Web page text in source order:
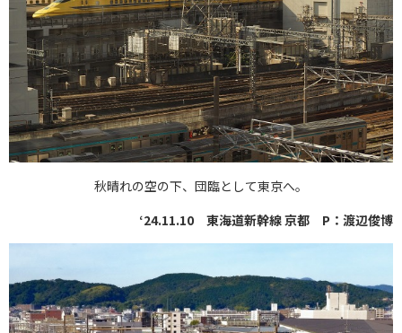
秋晴れの空の下、団臨として東京へ。
‘24.11.10 東海道新幹線 京都 P：渡辺俊博